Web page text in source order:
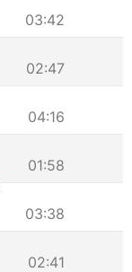
03:42
02:47
04:16
01:58
03:38
02:41